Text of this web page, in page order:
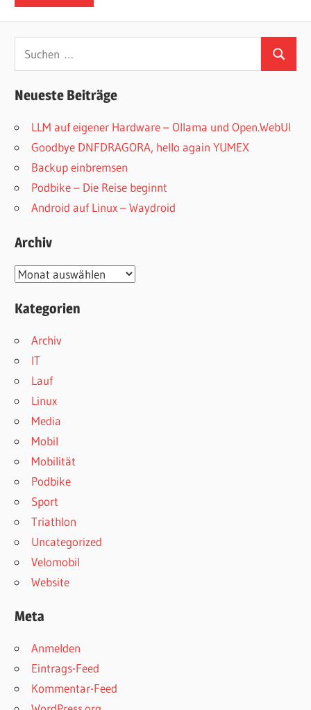
Suchen
nach:
Suchen
Neueste Beiträge
LLM auf eigener Hardware – Ollama und Open.WebUI
Goodbye DNFDRAGORA, hello again YUMEX
Backup einbremsen
Podbike – Die Reise beginnt
Android auf Linux – Waydroid
Archiv
Archiv
Kategorien
Archiv
IT
Lauf
Linux
Media
Mobil
Mobilität
Podbike
Sport
Triathlon
Uncategorized
Velomobil
Website
Meta
Anmelden
Eintrags-Feed
Kommentar-Feed